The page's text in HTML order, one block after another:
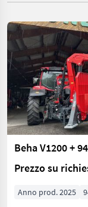
Beha V1200 +
Prezzo su
Anno prod. 2025